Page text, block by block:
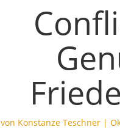
von Konstanze Teschner|